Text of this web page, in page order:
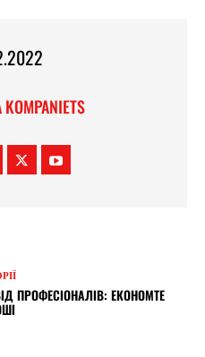
KOMPANIETS
ПРОФЕСІОНАЛІВ: ЕКОНОМТЕ